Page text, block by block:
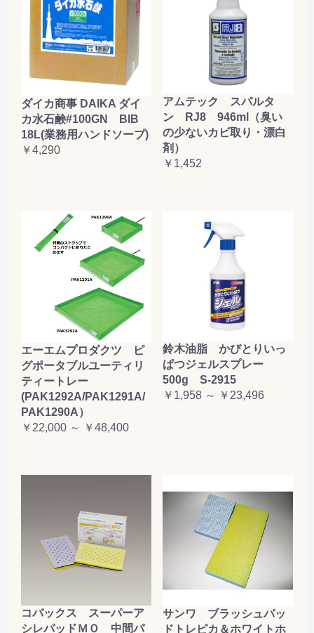
ダイカ商事 DAIKA ダイ
カ水石鹸#100GN BIB
18L(業務用ハンドソープ)
￥4,290
アムテック スパルタ
ン RJ8 946ml（臭い
の少ないカビ取り・漂白
剤）
￥1,452
エーエムプロダクツ ピ
グポータブルユーティリ
ティートレー
(PAK1292A/PAK1291A/
PAK1290A）
￥22,000 ～ ￥48,400
鈴木油脂 かびとりいっ
ぱつジェルスプレー
500g S-2915
￥1,958 ～ ￥23,496
コバックス スーパーア
シレパッドＭＯ 中間パ
サンワ ブラッシュパッ
ドトレピカ＆ホワイトホ